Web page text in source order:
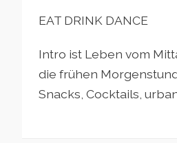
EAT DRINK DANCE
Intro ist Leben vom
die frühen
Snacks, Cocktails,